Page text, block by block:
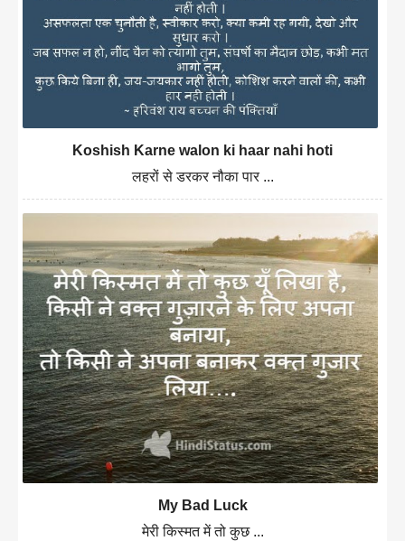
Koshish Karne walon ki haar nahi hoti
लहरों से डरकर नौका पार ...
My Bad Luck
मेरी किस्मत में तो कुछ ...